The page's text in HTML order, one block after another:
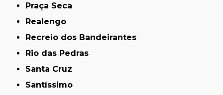
Praça Seca
Realengo
Recreio dos Bandeirantes
Rio das Pedras
Santa Cruz
Santíssimo